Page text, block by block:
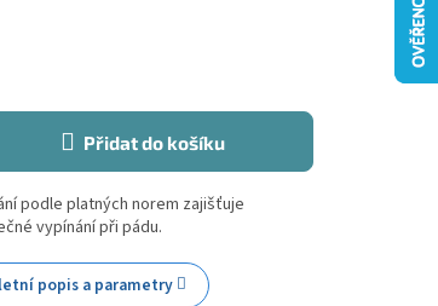
Přidat do košíku
podle platných norem zajišťuje
vypínání při pádu.
popis a parametry